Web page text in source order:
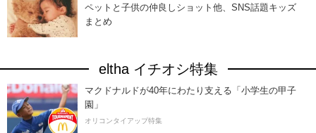
ペットと子供の仲良しショット他、SNS話題キッズ
まとめ
eltha イチオシ特集
マクドナルドが40年にわたり支える「小学生の甲子
園」
オリコンタイアップ特集